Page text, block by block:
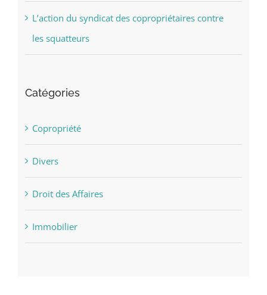
L’action du syndicat des copropriétaires contre
les squatteurs
Catégories
Copropriété
Divers
Droit des Affaires
Immobilier